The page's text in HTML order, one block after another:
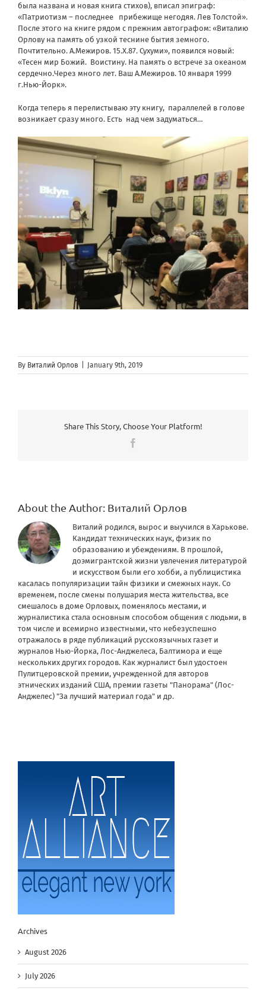
была названа и новая книга стихов), вписал эпиграф:
«Патриотизм – последнее прибежище негодяя. Лев Толстой».
После этого на книге рядом с прежним автографом: «Виталию
Орлову на память об узкой теснине бытия земного.
Почтительно. А.Межиров. 15.Х.87. Сухуми», появился новый:
«Тесен мир Божий. Воистину. На память о встрече за океаном
сердечно.Через много лет. Ваш А.Межиров. 10 января 1999
г.Нью-Йорк».
Когда теперь я перелистываю эту книгу, параллелей в голове
возникает сразу много. Есть над чем задуматься…
By Виталий Орлов January 9th, 2019
Share This Story, Choose Your Platform!
About the Author: Виталий Орлов
Виталий родился, вырос и выучился в Харькове.
Кандидат технических наук, физик по
образованию и убеждениям. В прошлой,
доэмигрантской жизни увлечения литературой
и искусством были его хобби, а публицистика
касалась популяризации тайн физики и смежных наук. Со
временем, после смены полушария места жительства, все
смешалось в доме Орловых, поменялось местами, и
журналистика стала основным способом общения с людьми, в
том числе и всемирно известными, что небезуспешно
отражалось в ряде публикаций русскоязычных газет и
журналов Нью-Йорка, Лос-Анджелеса, Балтимора и еще
нескольких других городов. Как журналист был удостоен
Пулитцеровской премии, учрежденной для авторов
этнических изданий США, премии газеты "Панорама" (Лос-
Анджелес) "За лучший материал года" и др.
Archives
August 2026
July 2026